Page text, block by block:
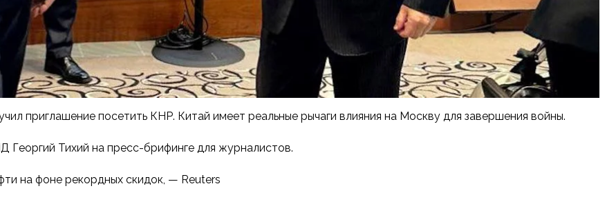
приглашение посетить КНР. Китай имеет реальные рычаги влияния на Москву для завершения войны.
Тихий на пресс-брифинге для журналистов.
на фоне рекордных скидок, — Reuters